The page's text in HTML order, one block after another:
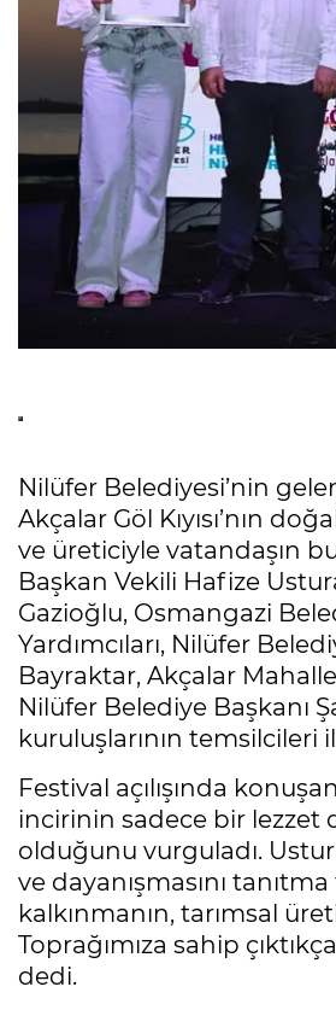
Nilüfer Belediyesi’nin
Akçalar Göl Kıyısı’nın
ve üreticiyle vatandaşın
Başkan Vekili Hafize
Gazioğlu, Osmangazi
Yardımcıları, Nilüfer
Bayraktar, Akçalar
Nilüfer Belediye Başkanı
kuruluşlarının temsilcileri
Festival açılışında
incirinin sadece bir lezzet
olduğunu vurguladı.
ve dayanışmasını
kalkınmanın, tarımsal
Toprağımıza sahip
dedi.